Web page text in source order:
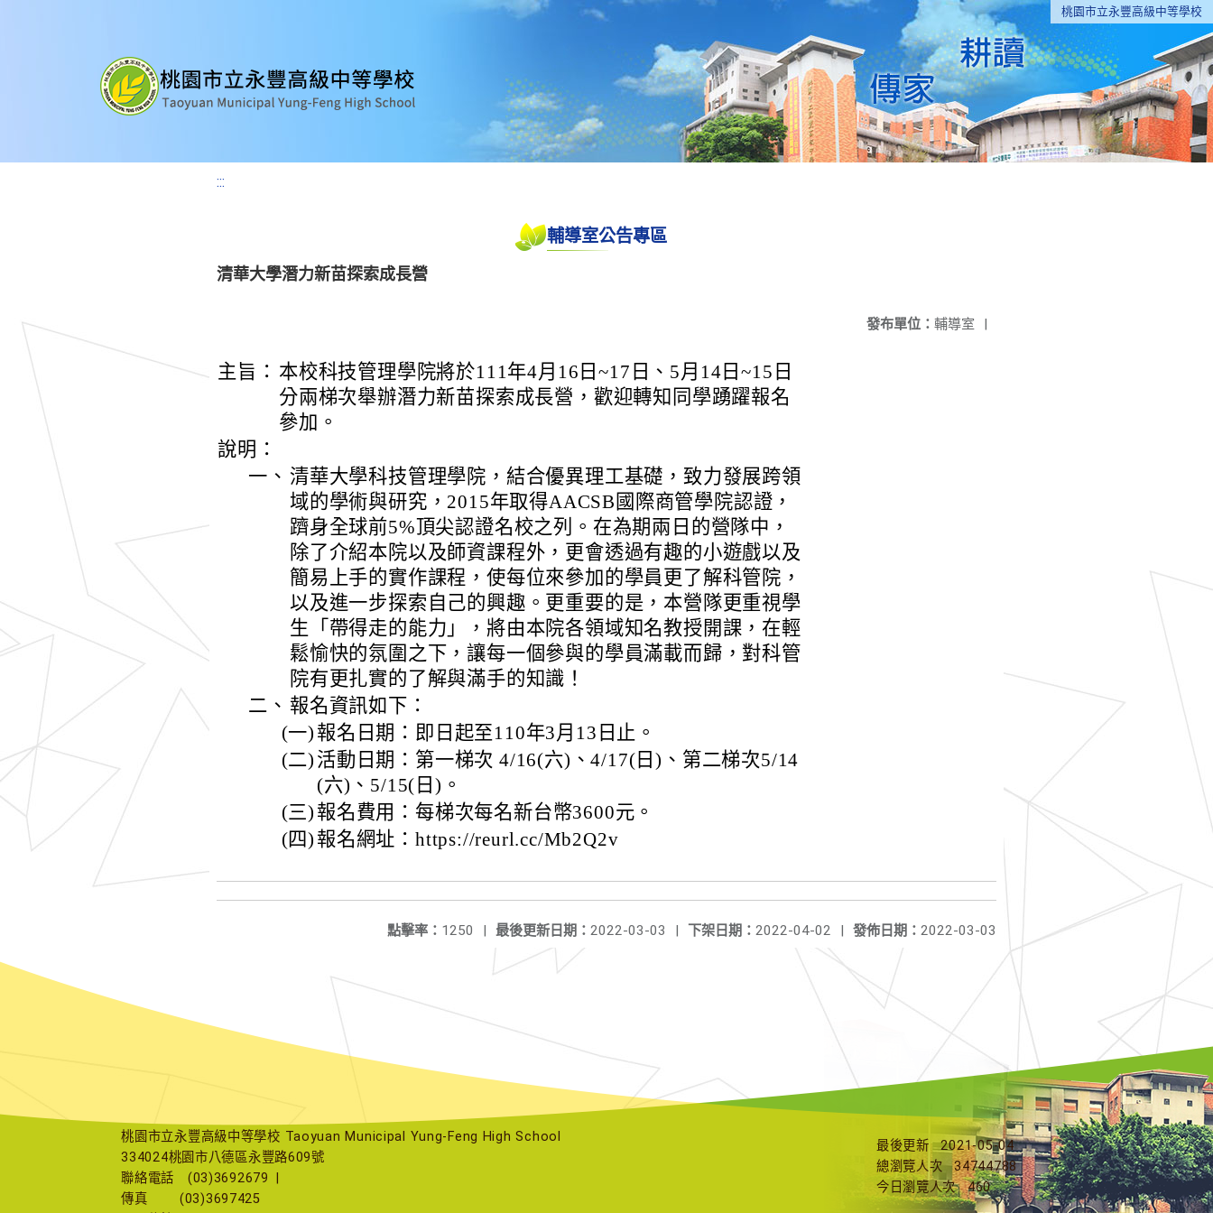
桃園市立永豐高級中等學校
:::
輔導室公告專區
清華大學潛力新苗探索成長營
發布單位： 輔導室 |
主旨： 本校科技管理學院將於111年4月16日~17日、5月14日~15日
分兩梯次舉辦潛力新苗探索成長營，歡迎轉知同學踴躍報名
參加。
說明：
一、 清華大學科技管理學院，結合優異理工基礎，致力發展跨領
域的學術與研究，2015年取得AACSB國際商管學院認證，
躋身全球前5%頂尖認證名校之列。在為期兩日的營隊中，
除了介紹本院以及師資課程外，更會透過有趣的小遊戲以及
簡易上手的實作課程，使每位來參加的學員更了解科管院，
以及進一步探索自己的興趣。更重要的是，本營隊更重視學
生「帶得走的能力」，將由本院各領域知名教授開課，在輕
鬆愉快的氛圍之下，讓每一個參與的學員滿載而歸，對科管
院有更扎實的了解與滿手的知識！
二、 報名資訊如下：
(一) 報名日期：即日起至110年3月13日止。
(二) 活動日期：第一梯次 4/16(六)、4/17(日)、第二梯次5/14
(六)、5/15(日)。
(三) 報名費用：每梯次每名新台幣3600元。
(四) 報名網址：https://reurl.cc/Mb2Q2v
發佈日期： 2022-03-03
下架日期： 2022-04-02 |
最後更新日期： 2022-03-03 |
點擊率： 1250 |
桃園市立永豐高級中等學校 Taoyuan Municipal Yung-Feng High School
334024桃園市八德區永豐路609號
聯絡電話
(03)3692679
傳真
(03)3697425
最後更新
2021-05-04
總瀏覽人次
34744788
今日瀏覽人次
460